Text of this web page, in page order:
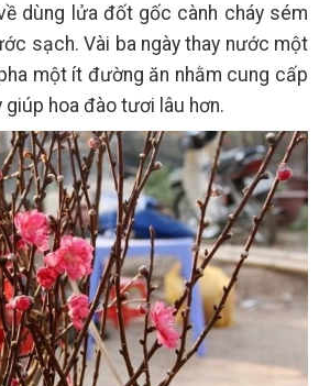
dùng lửa đốt gốc cành cháy sém
sạch. Vài ba ngày thay nước một
một ít đường ăn nhằm cung cấp
hoa đào tươi lâu hơn.